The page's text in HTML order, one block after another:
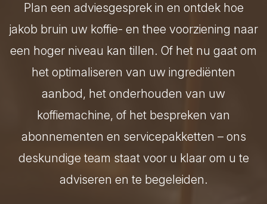
Plan een adviesgesprek in en ontdek hoe
jakob bruin uw koffie- en thee voorziening naar
een hoger niveau kan tillen. Of het nu gaat om
het optimaliseren van uw ingrediënten
aanbod, het onderhouden van uw
koffiemachine, of het bespreken van
abonnementen en servicepakketten – ons
deskundige team staat voor u klaar om u te
adviseren en te begeleiden.